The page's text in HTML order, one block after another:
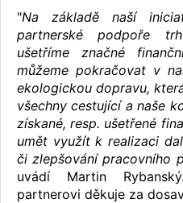
"Na základě naší
partnerské podpoře
ušetříme značné
můžeme pokračovat v
ekologickou dopravu,
všechny cestující a naše
získané, resp. ušetřené
umět využít k realizaci
či zlepšování pracovního
uvádí Martin
partnerovi děkuje za